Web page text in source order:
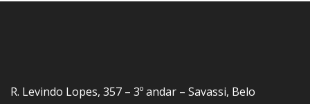
R. Levindo Lopes, 357 – 3º andar – Savassi, Belo